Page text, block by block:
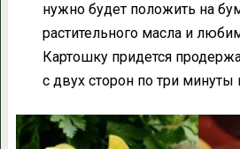
нужно будет положить на
растительного масла и
Картошку придется
с двух сторон по три